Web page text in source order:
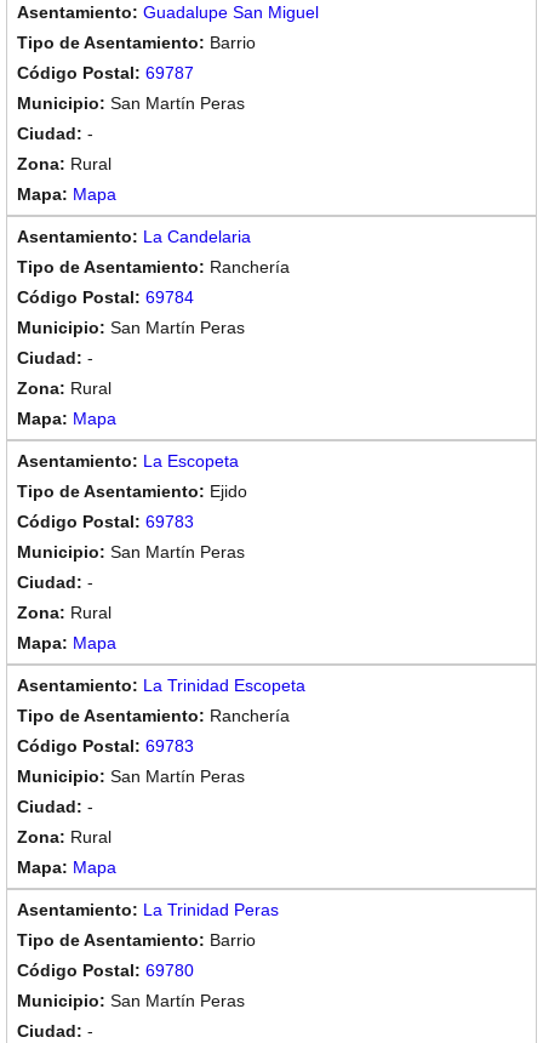
Guadalupe San Miguel
Barrio
69787
San Martín Peras
-
Rural
Mapa
La Candelaria
Ranchería
69784
San Martín Peras
-
Rural
Mapa
La Escopeta
Ejido
69783
San Martín Peras
-
Rural
Mapa
La Trinidad Escopeta
Ranchería
69783
San Martín Peras
-
Rural
Mapa
La Trinidad Peras
Barrio
69780
San Martín Peras
-